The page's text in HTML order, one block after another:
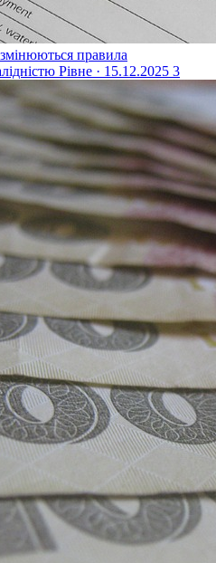
правила
Рівне · 15.12.2025 3